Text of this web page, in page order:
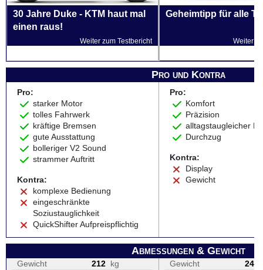
30 Jahre Duke - KTM haut mal
einen raus!
Weiter zum Testbericht
Geheimtipp für alle
Weiter
Pro und Kontra
Pro:
starker Motor
tolles Fahrwerk
kräftige Bremsen
gute Ausstattung
bolleriger V2 Sound
strammer Auftritt
Kontra:
komplexe Bedienung
eingeschränkte
Soziustauglichkeit
QuickShifter Aufpreispflichtig
Pro:
Komfort
Präzision
alltagstaugleicher
Durchzug
Kontra:
Display
Gewicht
Abmessungen & Gewicht
Gewicht 212 kg
Gewicht
247